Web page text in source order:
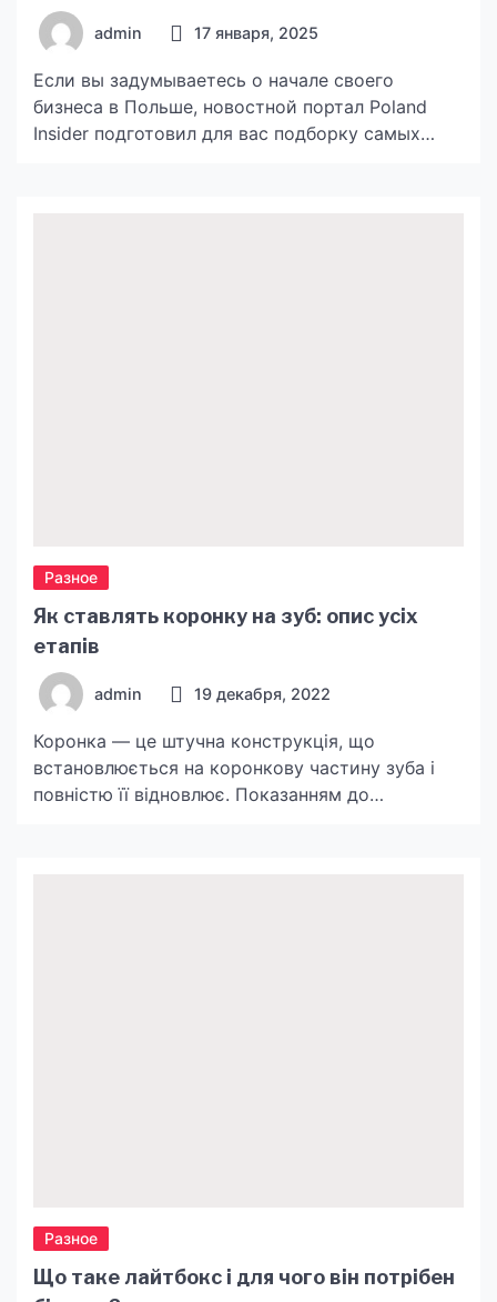
admin 17 января, 2025
Если вы задумываетесь о начале своего
бизнеса в Польше, новостной портал Poland
Insider подготовил для вас подборку самых
Разное
Як ставлять коронку на зуб: опис усіх
етапів
admin 19 декабря, 2022
Коронка — це штучна конструкція, що
встановлюється на коронкову частину зуба і
повністю її відновлює. Показанням до
Разное
Що таке лайтбокс і для чого він потрібен